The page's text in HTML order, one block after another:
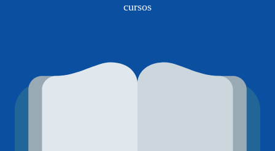
cursos